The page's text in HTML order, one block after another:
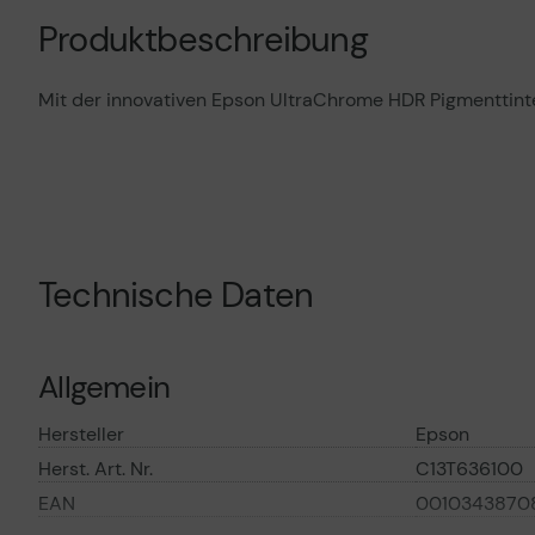
Produktbeschreibung
Mit der innovativen Epson UltraChrome HDR
Technische Daten
Allgemein
Hersteller
Epson
Herst. Art. Nr.
C13T636100
EAN